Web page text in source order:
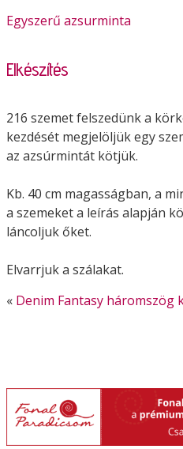
Egyszerű azsurminta
Elkészítés
216 szemet felszedünk a
kezdését megjelöljük egy
az azsúrmintát kötjük.
Kb. 40 cm magasságban, a
a szemeket a leírás alapján
láncoljuk őket.
Elvarrjuk a szálakat.
« Denim Fantasy háromszög